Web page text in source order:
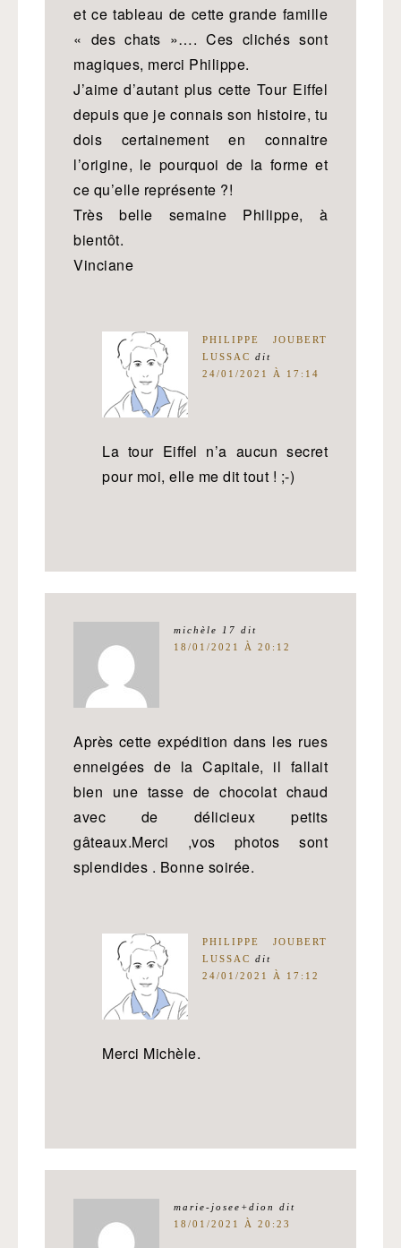
et ce tableau de cette grande famille
« des chats »…. Ces clichés sont
magiques, merci Philippe.
J’aime d’autant plus cette Tour Eiffel
depuis que je connais son histoire, tu
dois certainement en connaitre
l’origine, le pourquoi de la forme et
ce qu’elle représente ?!
Très belle semaine Philippe, à
bientôt.
Vinciane
PHILIPPE JOUBERT
LUSSAC dit
24/01/2021 À 17:14
La tour Eiffel n’a aucun secret
pour moi, elle me dit tout ! ;-)
michèle 17 dit
18/01/2021 À 20:12
Après cette expédition dans les rues
enneigées de la Capitale, il fallait
bien une tasse de chocolat chaud
avec de délicieux petits
gâteaux.Merci ,vos photos sont
splendides . Bonne soirée.
PHILIPPE JOUBERT
LUSSAC dit
24/01/2021 À 17:12
Merci Michèle.
marie-josee+dion
dit
18/01/2021 À 20:23